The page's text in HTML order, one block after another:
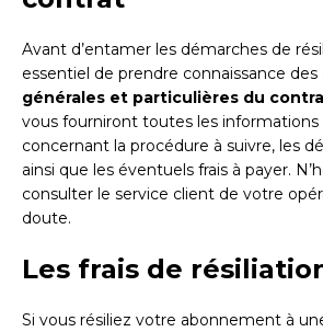
Avant d’entamer les démarches de
essentiel de prendre connaissance des
générales et particulières du
vous fourniront toutes les informations
concernant la procédure à suivre, les
ainsi que les éventuels frais à payer.
consulter le service client de votre
doute.
Les frais de
Si vous résiliez votre abonnement à